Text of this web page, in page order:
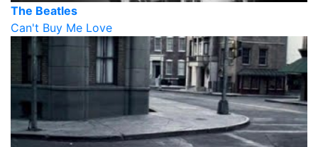
The Beatles
Can't Buy Me Love